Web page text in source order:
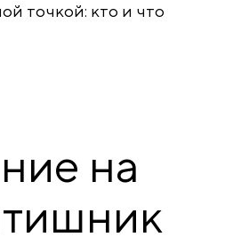
точкой: кто и что
на